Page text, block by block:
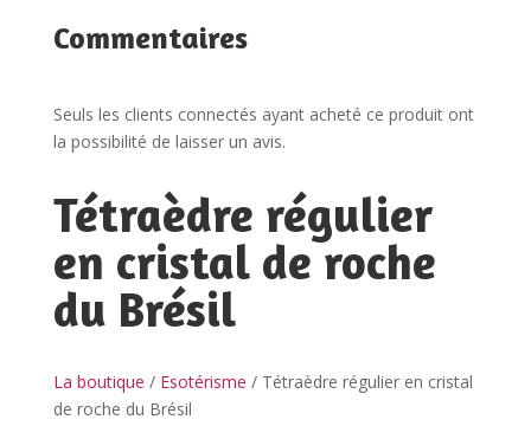
Commentaires
Seuls les clients connectés ayant acheté ce produit ont
la possibilité de laisser un avis.
Tétraèdre régulier
en cristal de roche
du Brésil
La boutique / Esotérisme / Tétraèdre régulier en cristal
de roche du Brésil